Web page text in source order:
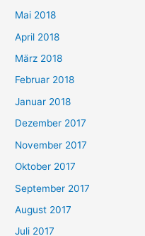
Mai 2018
April 2018
März 2018
Februar 2018
Januar 2018
Dezember 2017
November 2017
Oktober 2017
September 2017
August 2017
Juli 2017